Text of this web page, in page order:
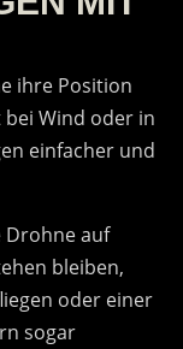
ihre Position
Wind oder in
einfacher und
Drohne auf
bleiben,
oder einer
sogar